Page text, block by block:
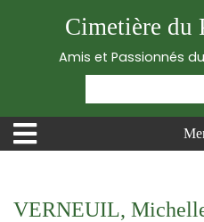
Cimetière du
Amis et Passionnés
VERNEUIL,